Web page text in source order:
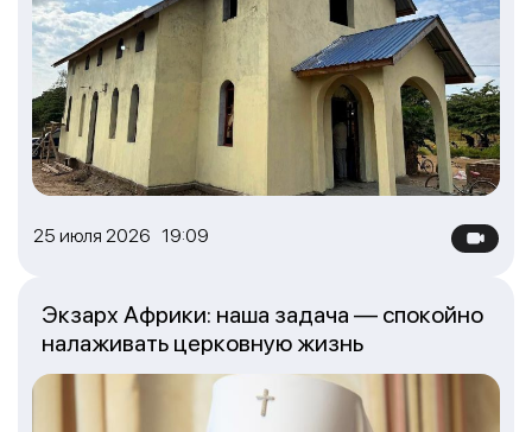
25 июля 2026 19:09
Экзарх Африки: наша задача — спокойно
налаживать церковную жизнь